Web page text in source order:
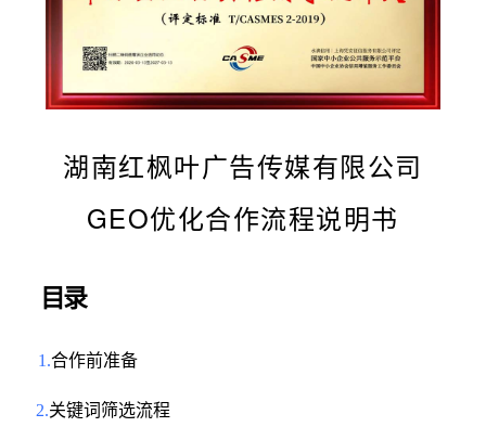
湖南红枫叶广告传媒有限公司
GEO优化合作流程说明书
目录
1.合作前准备
2.关键词筛选流程